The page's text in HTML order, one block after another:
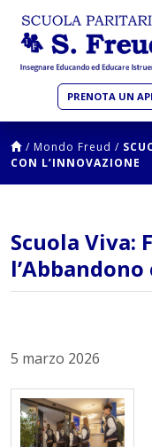
PRENOTA UN
/ Mondo Freud /
CON L’INNOVAZIONE
Scuola Viva:
5 marzo 2026